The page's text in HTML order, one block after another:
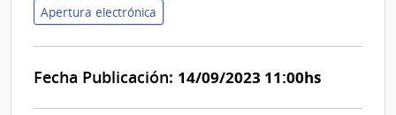
Apertura electrónica
Fecha Publicación: 14/09/2023 11:00hs